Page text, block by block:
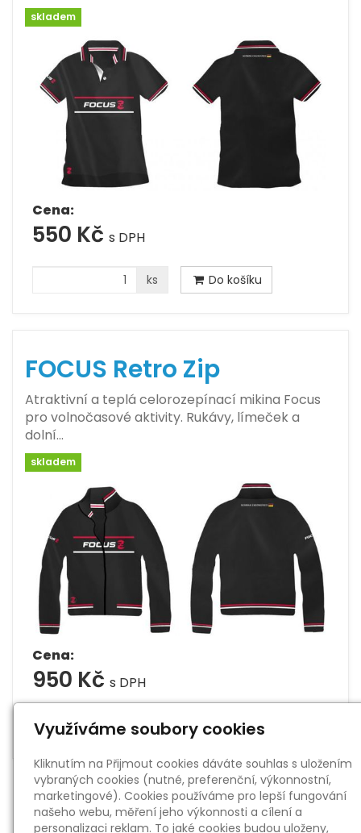
skladem
Cena:
550 Kč s DPH
ks Do košíku
FOCUS Retro Zip
Atraktivní a teplá celorozepínací mikina Focus
pro volnočasové aktivity. Rukávy, límeček a
dolní…
skladem
Cena:
950 Kč s DPH
ks Do košíku
Využíváme soubory cookies
Kliknutím na Přijmout cookies dáváte souhlas s uložením
vybraných cookies (nutné, preferenční, výkonnostní,
marketingové). Cookies používáme pro lepší fungování
našeho webu, měření jeho výkonnosti a cílení a
personalizaci reklam. To jaké cookies budou uloženy,